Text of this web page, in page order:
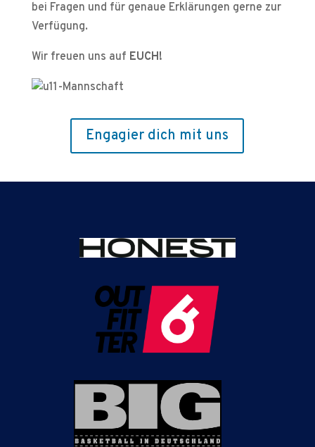
bei Fragen und für genaue Erklärungen gerne zur
Verfügung.
Wir freuen uns auf EUCH!
Engagier dich mit uns